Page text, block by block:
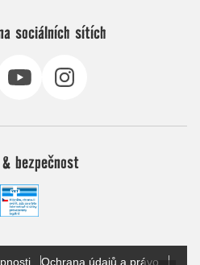
sociálních sítích
bezpečnost
Ochrana údajů a právo